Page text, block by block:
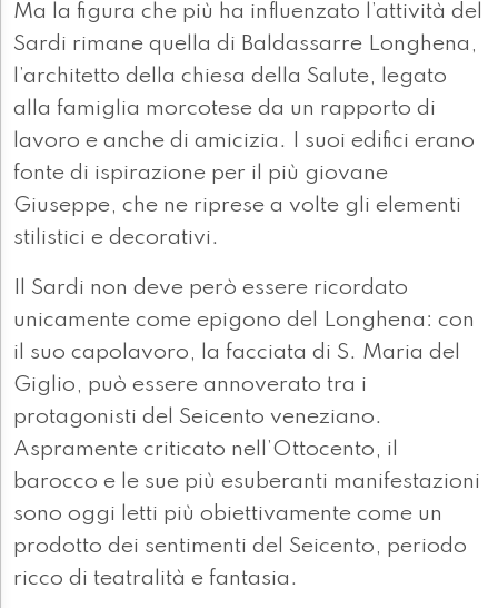
Ma la figura che più ha influenzato l’attività del
Sardi rimane quella di Baldassarre Longhena,
l’architetto della chiesa della Salute, legato
alla famiglia morcotese da un rapporto di
lavoro e anche di amicizia. I suoi edifici erano
fonte di ispirazione per il più giovane
Giuseppe, che ne riprese a volte gli elementi
stilistici e decorativi.
Il Sardi non deve però essere ricordato
unicamente come epigono del Longhena: con
il suo capolavoro, la facciata di S. Maria del
Giglio, può essere annoverato tra i
protagonisti del Seicento veneziano.
Aspramente criticato nell’Ottocento, il
barocco e le sue più esuberanti manifestazioni
sono oggi letti più obiettivamente come un
prodotto dei sentimenti del Seicento, periodo
ricco di teatralità e fantasia.